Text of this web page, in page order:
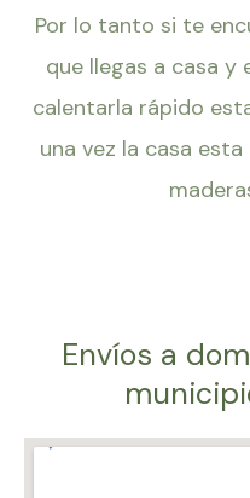
Por lo tanto si te
que llegas a casa y
calentarla rápido
una vez la casa
Envíos a